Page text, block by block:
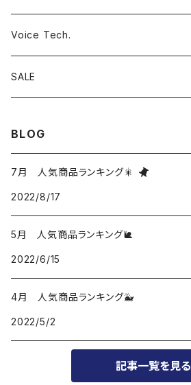
Voice Tech.
SALE
BLOG
7月 人気商品ランキング🎇
2022/8/17
5月 人気商品ランキング🐌
2022/6/15
4月 人気商品ランキング🐳
2022/5/2
記事一覧を見る